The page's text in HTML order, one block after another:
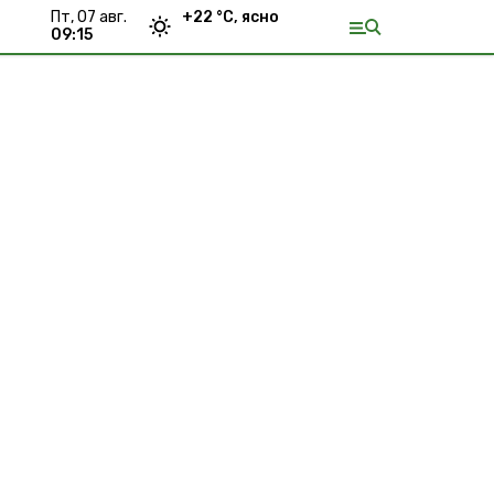
пт, 07 авг.
09:15
+22 °С, ясно